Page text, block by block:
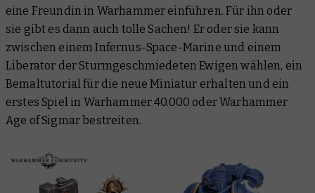
eine Freundin in Warhammer einführen. Für ihn oder
sie gibt es dann auch tolle Sachen! Er oder sie kann
zwischen einem Infernus-Space-Marine und einem
Liberator der Sturmgeschmiedeten Ewigen wählen, ein
Bemaltutorial für die neue Miniatur erhalten und ein
erstes Spiel in Warhammer 40.000 oder Warhammer
Age of Sigmar bestreiten.